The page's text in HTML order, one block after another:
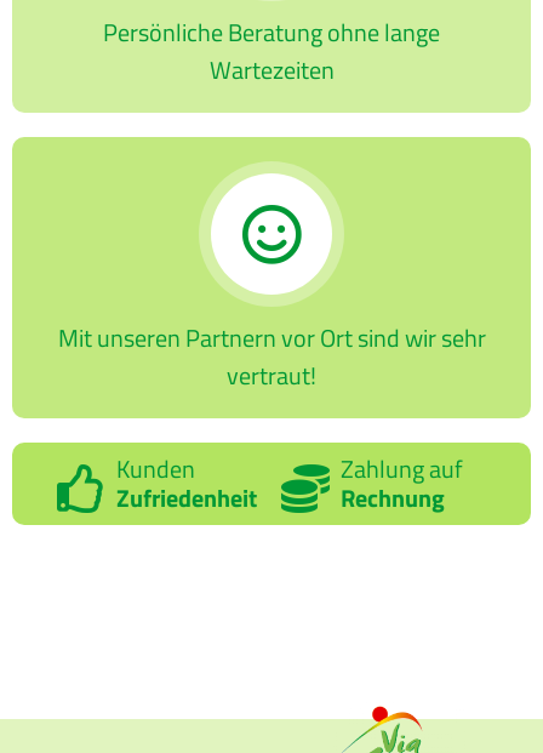
Persönliche Beratung ohne lange
Wartezeiten
Mit unseren Partnern vor Ort sind wir sehr
vertraut!
Kunden
Zufriedenheit
Zahlung auf
Rechnung